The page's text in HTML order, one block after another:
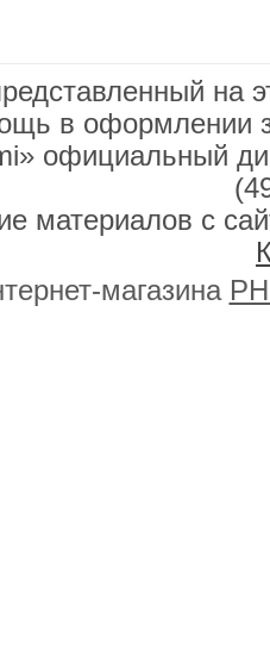
на
в оформлении
официальный
материалов с
магазина